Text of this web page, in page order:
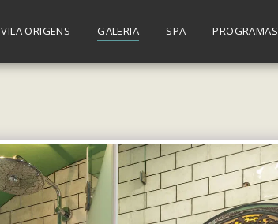
VILA ORIGENS GALERIA SPA PROGRAMAS